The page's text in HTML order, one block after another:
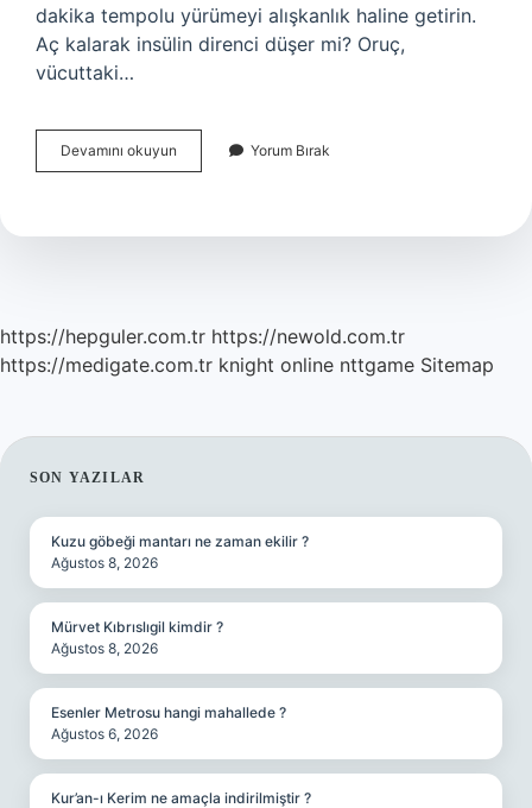
dakika tempolu yürümeyi alışkanlık haline getirin.
Aç kalarak insülin direnci düşer mi? Oruç,
vücuttaki…
Devamını okuyun
Direnci
Nasıl
Yorum Bırak
https://hepguler.com.tr https://newold.com.tr
https://medigate.com.tr knight online nttgame Sitemap
SIDEBAR
SON YAZILAR
Kuzu göbeği mantarı ne zaman ekilir ?
Ağustos 8, 2026
Mürvet Kıbrıslıgil kimdir ?
Ağustos 8, 2026
Esenler Metrosu hangi mahallede ?
Ağustos 6, 2026
Kur’an-ı Kerim ne amaçla indirilmiştir ?